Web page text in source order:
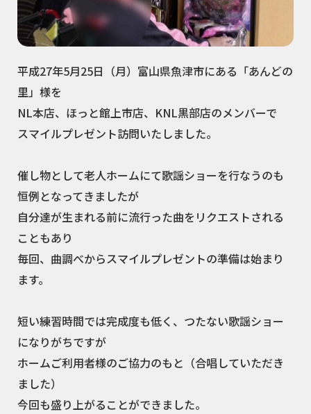
平成27年5月25日（月）富山県魚津市にある「あんどの
里」様を
NL本店、ほっと館上市店、KNL黒部店のメンバーで
スマイルプレゼント訪問いたしました。
催し物として老人ホームにて歌謡ショーを行なうのも
恒例となってきましたが
自分達が生まれる前に流行った曲をリクエストされる
こともあり
毎回、曲調べからスマイルプレゼントの準備は始まり
ます。
短い練習時間では完成度も低く、つたない歌謡ショー
になりがちですが
ホームご利用者様のご協力のもと（合唱していただき
ました）
今回も盛り上がることができました。